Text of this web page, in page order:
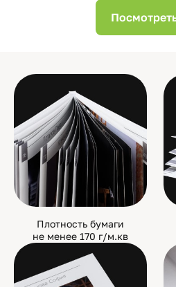
Плотность бумаги
не менее 170 г/м.кв